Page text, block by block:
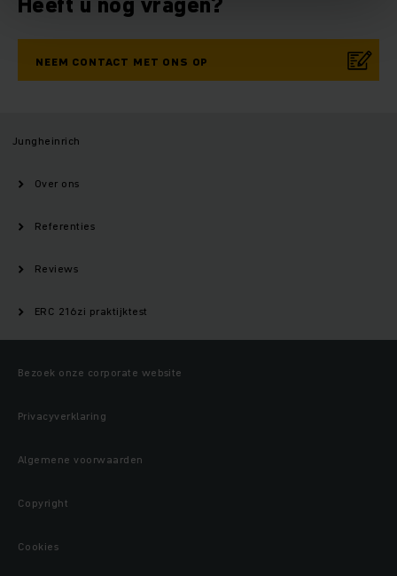
NEEM CONTACT MET ONS OP
Jungheinrich
Over ons
Referenties
Reviews
ERC 216zi praktijktest
Bezoek onze corporate website
Privacyverklaring
Algemene voorwaarden
Copyright
Cookies